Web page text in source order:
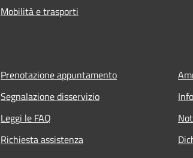
Mobilità e trasporti
Prenotazione appuntamento
Segnalazione disservizio
Leggi le FAQ
Richiesta assistenza